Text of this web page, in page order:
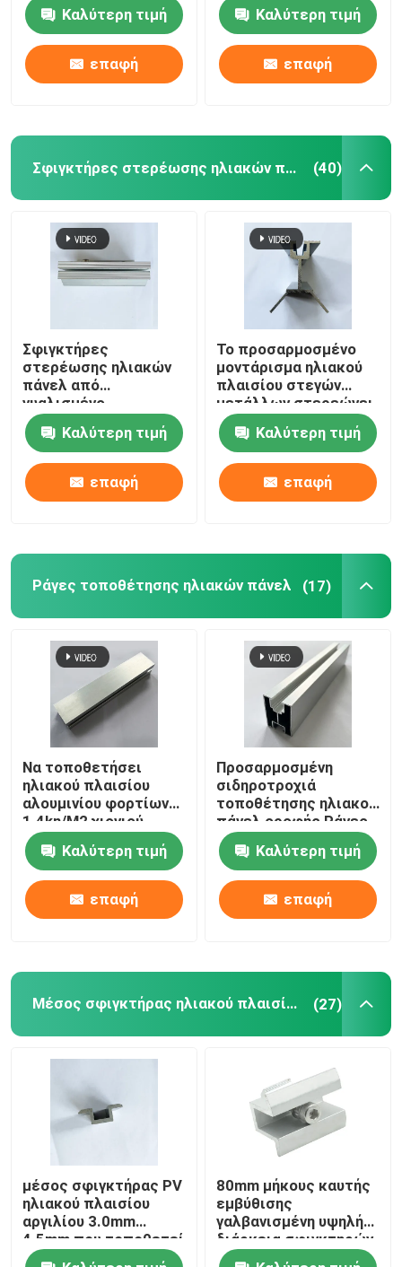
υλικού ηλιακού
πλαισίου
τοποθετώντας
Καλύτερη τιμή
επαφή
Καλύτερη τιμή
επαφή
Σφιγκτήρες στερέωσης ηλιακών πάνελ (40)
Σφιγκτήρες
στερέωσης ηλιακών
πάνελ από
γυαλισμένο
ανοξείδωτο χάλυβα
για μεταλλική στέγη
ανθεκτική στη
σκουριά
Καλύτερη τιμή
επαφή
Το προσαρμοσμένο
μοντάρισμα ηλιακού
πλαισίου στεγών
μετάλλων στερεώνει
υψηλής αντοχής
Καλύτερη τιμή
επαφή
Ράγες τοποθέτησης ηλιακών πάνελ (17)
Να τοποθετήσει
ηλιακού πλαισίου
αλουμινίου φορτίων
1.4kn/M2 χιονιού
ράγες που
υποβάλλουν σε
ανοδική οξείδωση
1.2mm
Καλύτερη τιμή
επαφή
Προσαρμοσμένη
σιδηροτροχιά
τοποθέτησης ηλιακού
πάνελ οροφής Ράγες
τοποθέτησης
ηλιακών
φωτοβολταϊκών
Ανθεκτικές στη
σκουριά
Καλύτερη τιμή
επαφή
Μέσος σφιγκτήρας ηλιακού πλαισίου (27)
μέσος σφιγκτήρας PV
ηλιακού πλαισίου
αργιλίου 3.0mm
4.5mm που τοποθετεί
τη γρήγορη
80mm μήκους καυτής
εμβύθισης
γαλβανισμένη υψηλή
διάρκεια σφιγκτηρών
ηλιακού πλαισίου